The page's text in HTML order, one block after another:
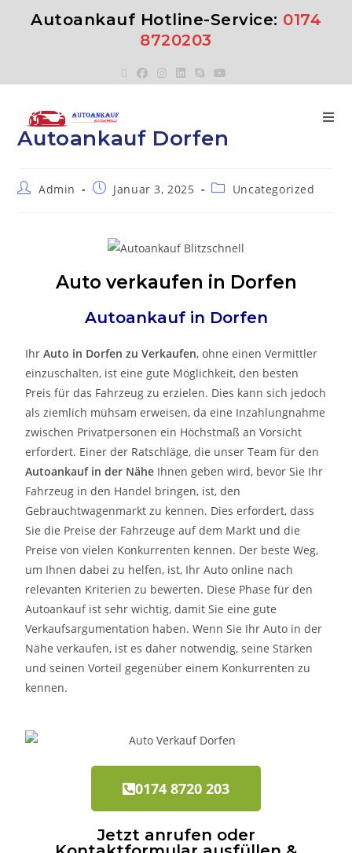
Autoankauf Hotline-Service: 0174
8720203
Autoankauf Dorfen
Admin Januar 3, 2025 Uncategorized
Auto verkaufen in Dorfen
Autoankauf in Dorfen
IhrAuto in DorfenzuVerkaufen, ohne einen Vermittler
einzuschalten, ist eine gute Möglichkeit, den besten
Preis für das Fahrzeug zu erzielen. Dies kann sich jedoch
als ziemlich mühsam erweisen, da eine Inzahlungnahme
zwischen Privatpersonen ein Höchstmaß an Vorsicht
erfordert. Einer der Ratschläge, die unser Team für den
Autoankauf in der Nähe Ihnen geben wird, bevor Sie Ihr
Fahrzeug in den Handel bringen, ist, den
Gebrauchtwagenmarkt zu kennen. Dies erfordert, dass
Sie die Preise der Fahrzeuge auf dem Markt und die
Preise von vielen Konkurrenten kennen. Der beste Weg,
um Ihnen dabei zu helfen, ist, Ihr Auto online nach
relevanten Kriterien zu bewerten. Diese Phase für den
Autoankauf ist sehr wichtig, damit Sie eine gute
Verkaufsargumentation haben. Wenn Sie Ihr Auto in der
Nähe verkaufen, ist es daher notwendig, seine Stärken
und seinen Vorteil gegenüber einem Konkurrenten zu
kennen.
0174 8720 203
Jetzt anrufen oder